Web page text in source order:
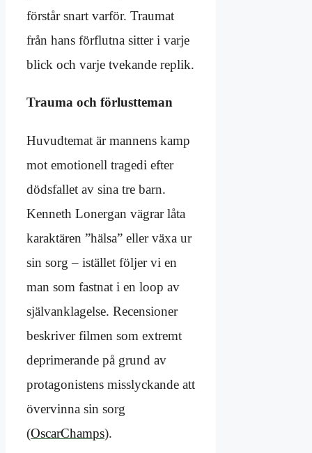
förstår snart varför. Traumat
från hans förflutna sitter i varje
blick och varje tvekande replik.
Trauma och förlustteman
Huvudtemat är mannens kamp
mot emotionell tragedi efter
dödsfallet av sina tre barn.
Kenneth Lonergan vägrar låta
karaktären ”hälsa” eller växa ur
sin sorg – istället följer vi en
man som fastnat i en loop av
självanklagelse. Recensioner
beskriver filmen som extremt
deprimerande på grund av
protagonistens misslyckande att
övervinna sin sorg
(OscarChamps).